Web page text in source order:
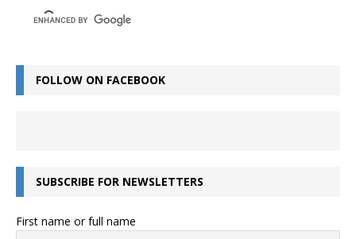
FOLLOW ON FACEBOOK
SUBSCRIBE FOR NEWSLETTERS
First name or full name